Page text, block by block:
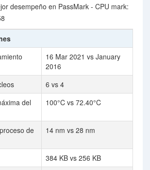
desempeño en PassMark - CPU mark:
16 Mar 2021 vs January
2016
6 vs 4
del
100°C vs 72.40°C
de
14 nm vs 28 nm
384 KB vs 256 KB